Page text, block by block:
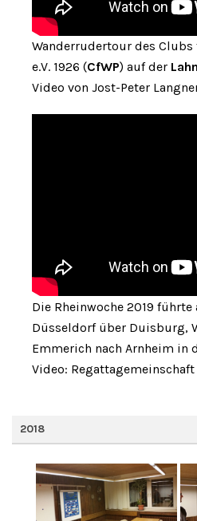
Wanderrudertour des Clubs
e.V. 1926 (CfWP) auf der Lahn
Video von Jost-Peter
Die Rheinwoche 2019
Düsseldorf über Duisburg,
Emmerich nach Arnheim in
Video: Regattagemeinschaft
2018